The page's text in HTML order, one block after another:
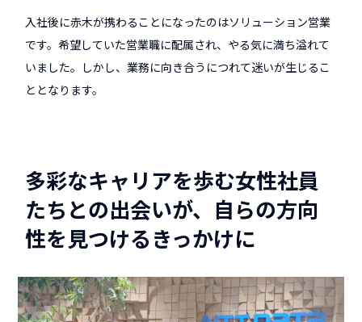
入社後に赤木が携わることになったのはソリューション営業
です。希望していた営業職に配属され、やる気に満ち溢れて
いました。しかし、業務に向き合うにつれて迷いが生じるこ
ととなります。
多彩なキャリアを歩む女性社員
たちとの出会いが、自らの方向
性を見つけるきっかけに